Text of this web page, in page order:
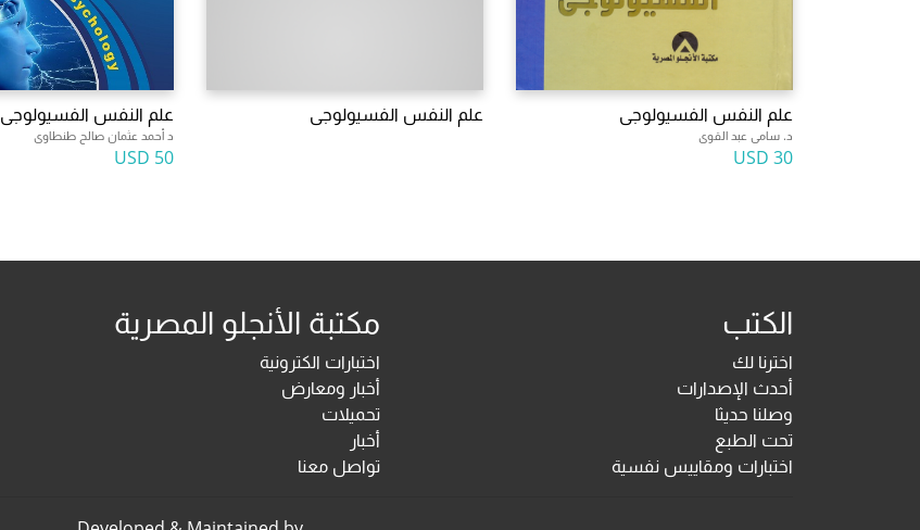
علم النفس الفسيولوجى
د. سامى عبد القوى
30 USD
علم النفس الفسيولوجى علم النفس الفسيولوجى
د أحمد عثمان صالح طنطاوى
50 USD
الكتب
اخترنا لك
أحدث الإصدارات
وصلنا حديثا
تحت الطبع
اختبارات ومقاييس نفسية
مكتبة الأنجلو المصرية
اختبارات الكترونية
أخبار ومعارض
تحميلات
أخبار
تواصل معنا